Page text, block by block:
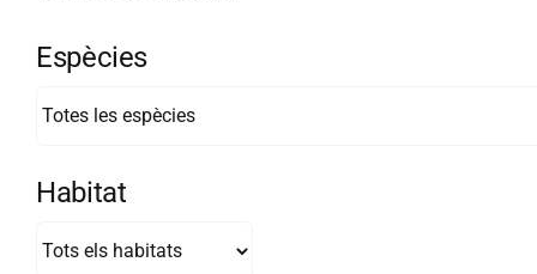
Espècies
Habitat